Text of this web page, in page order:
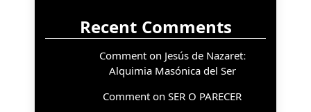
Recent Comments
Comment on Jesús de Nazaret:
Alquimia Masónica del Ser
Comment on SER O PARECER